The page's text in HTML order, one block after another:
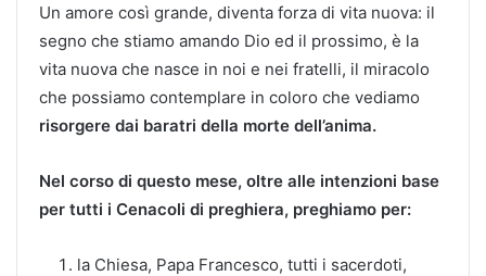
Un amore così grande, diventa forza di vita nuova: il
segno che stiamo amando Dio ed il prossimo, è la
vita nuova che nasce in noi e nei fratelli, il miracolo
che possiamo contemplare in coloro che vediamo
risorgere dai baratri della morte dell’anima.
Nel corso di questo mese, oltre alle intenzioni base
per tutti i Cenacoli di preghiera, preghiamo per:
la Chiesa, Papa Francesco, tutti i sacerdoti,